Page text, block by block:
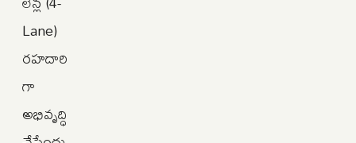
Lane)
రహదారి
గా
అభివృద్ధి